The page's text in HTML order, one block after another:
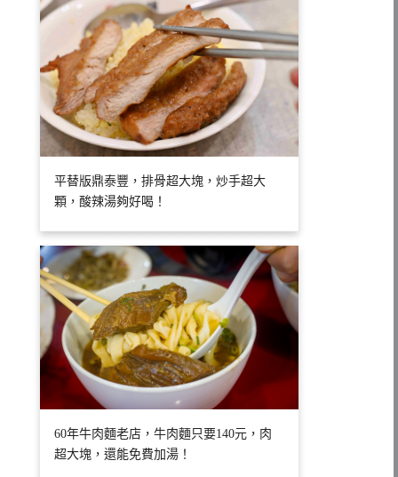
平替版鼎泰豐，排骨超大塊，炒手超大
顆，酸辣湯夠好喝！
60年牛肉麵老店，牛肉麵只要140元，肉
超大塊，還能免費加湯！